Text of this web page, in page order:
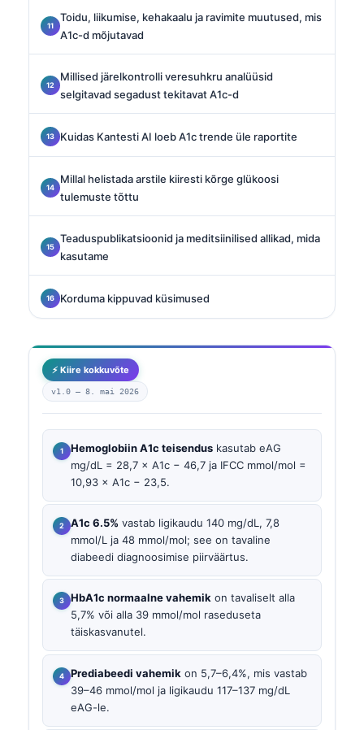
Toidu, liikumise, kehakaalu ja ravimite muutused, mis
A1c-d mõjutavad
Millised järelkontrolli veresuhkru analüüsid
selgitavad segadust tekitavat A1c-d
Kuidas Kantesti AI loeb A1c trende üle raportite
Millal helistada arstile kiiresti kõrge glükoosi
tulemuste tõttu
Teaduspublikatsioonid ja meditsiinilised allikad, mida
kasutame
Korduma kippuvad küsimused
⚡ Kiire kokkuvõte
v1.0 — 8. mai 2026
Hemoglobiin A1c teisendus kasutab eAG
mg/dL = 28,7 × A1c − 46,7 ja IFCC mmol/mol =
10,93 × A1c − 23,5.
A1c 6.5% vastab ligikaudu 140 mg/dL, 7,8
mmol/L ja 48 mmol/mol; see on tavaline
diabeedi diagnoosimise piirväärtus.
HbA1c normaalne vahemik on tavaliselt alla
5,7% või alla 39 mmol/mol raseduseta
täiskasvanutel.
Prediabeedi vahemik on 5,7–6,4%, mis vastab
39–46 mmol/mol ja ligikaudu 117–137 mg/dL
eAG-le.